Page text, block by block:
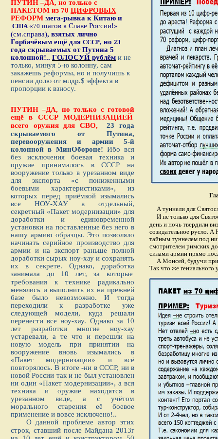
ПУТИН –ДА, но только с
ПАКЕТОМ из 70 ЦИФРОВЫХ
РЕФОРМ мега-рывка к Китаю и
США «70 шагов к Славе России!»
(см.справа), взятых лично
Горбачёвым ещё для СССР, но 23
года скрываемых от Путина 5
колонной!.. ГОЛОСУЙ рублём и не
только, минуя 5-ю колонну, сам
закажешь реформы, но и получишь к
пенсии долю от млдр.$ эффекта в
пропорции к взносу.
ПУТИН –ДА, но только с готовой
ещё в СССР
МОДЕРНИЗАЦИЕЙ
всего оружия для СВО,
23 года
скрываемого от Путина,
перевооружения и армии 5-й
колонной в МинОбороне! Ибо вся
без исключения боевая техника и
оружие принималось в СССР на
вооружение только в урезанном виде
для экспорта «с пониженными
боевыми характеристиками», из
которых перед приёмкой изымались
все НОУ-ХАУ в отдельный,
секретный «Пакет модернизации» для
доработки и единовременной
установки на поставленные без него в
нашу армию образцы. Это позволяло
начинать серийное производство для
армии и на экспорт раньше полной
доработки сырых ноу-хау и сохранять
их в секрете. Однако, доработка
занимала до 10 лет, за которые
требования к технике радикально
менялись и выполнить их на прежней
базе было невозможно. И тогда
переходили к разработке уже
следующей модели, куда решали
перенести все ноу-хау. Однако за 10
лет разработки многие ноу-хау
устаревали, а те что и перешли на
новую модель при принятии на
вооружение вновь изымались в
«Пакет модернизации» и всё
повторялось. В итоге -ни в СССР, ни в
новой России так и не был установлен
ни один «Пакет модернизации», а вся
техника и оружие находятся в
урезанном виде, а с учётом
морального старения её боевое
применение и вовсе исключено!..
О данной проблеме автор этих
строк, ставший после Майдана 2013г
А туннели для
И не только для
день и ночь твердили
созидательное русло.
тайным туннелем под
смотрителем римских
силами армии прямо
А Моисей, будучи
Так что же